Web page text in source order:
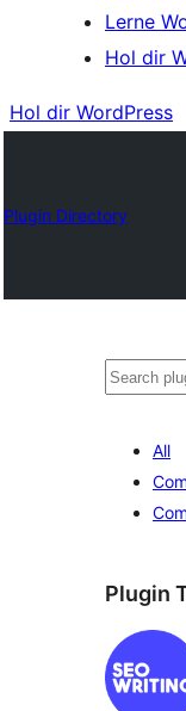
Lerne
Hol dir
Hol dir WordPress
Plugin Directory
Suchen
All
Plugin